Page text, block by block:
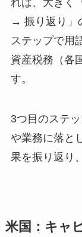
→ 振り返り」
ステップで用
資産税務（各
す。
3つ目のステ
や業務に落と
果を振り返り
米国：キャ